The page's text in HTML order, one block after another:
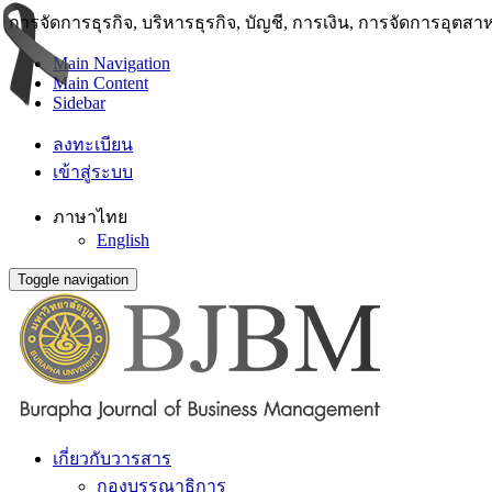
การจัดการธุรกิจ, บริหารธุรกิจ, บัญชี, การเงิน, การจัดการอุตสา
Main Navigation
Main Content
Sidebar
ลงทะเบียน
เข้าสู่ระบบ
ภาษาไทย
English
Toggle navigation
เกี่ยวกับวารสาร
กองบรรณาธิการ